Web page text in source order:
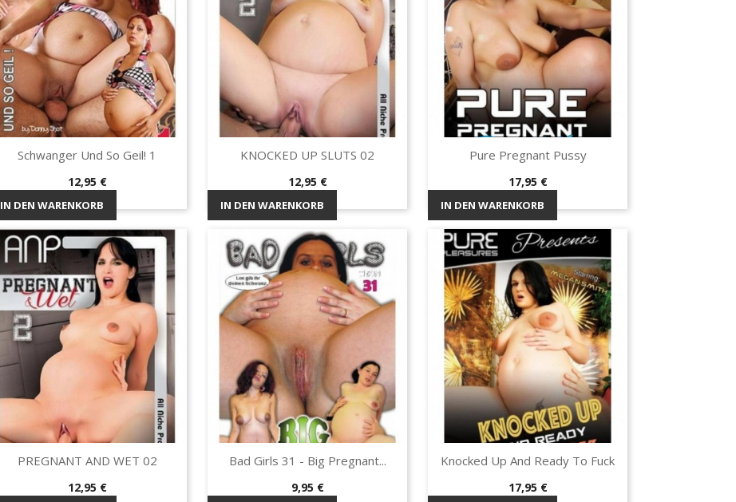
Vorschau
Schwanger Und So Geil! 1
Preis
12,95 €
IN DEN WARENKORB
Vorschau
KNOCKED UP SLUTS 02
Preis
12,95 €
IN DEN WARENKORB
Vorschau
Pure Pregnant Pussy
Preis
17,95 €
IN DEN WARENKORB
Vorschau
PREGNANT AND WET 02
Preis
12,95 €
Vorschau
Bad Girls 31 - Big Pregnant...
Preis
9,95 €
 Vorschau
Knocked Up And Ready To Fuck
Preis
17,95 €